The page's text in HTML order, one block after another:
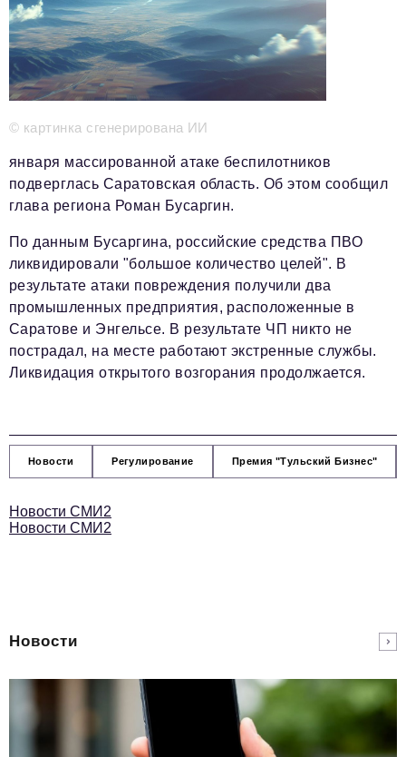
Отдел распространения/редакционная подписка
podpiska@business-magazine.online
Отдел по работе с партнерами
partner@business-magazine.online
© картинка сгенерирована ИИ
января массированной атаке беспилотников
подверглась Саратовская область. Об этом сообщил
глава региона Роман Бусаргин.
По данным Бусаргина, российские средства ПВО
ликвидировали "большое количество целей". В
результате атаки повреждения получили два
промышленных предприятия, расположенные в
Саратове и Энгельсе. В результате ЧП никто не
пострадал, на месте работают экстренные службы.
Ликвидация открытого возгорания продолжается.
Новости Регулирование Премия "Тульский Бизнес"
Новости СМИ2
Новости СМИ2
Новости